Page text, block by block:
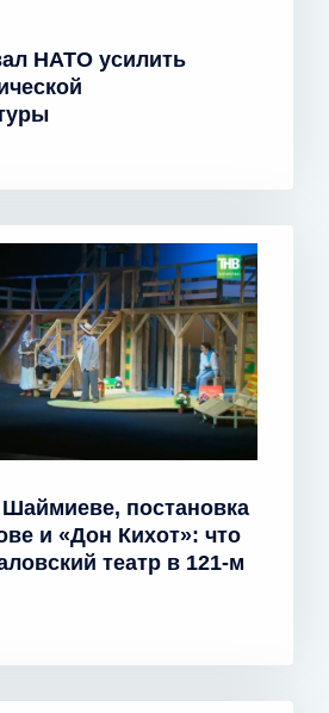
НАТО усилить
постановка
и «Дон Кихот»: что
театр в 121-м